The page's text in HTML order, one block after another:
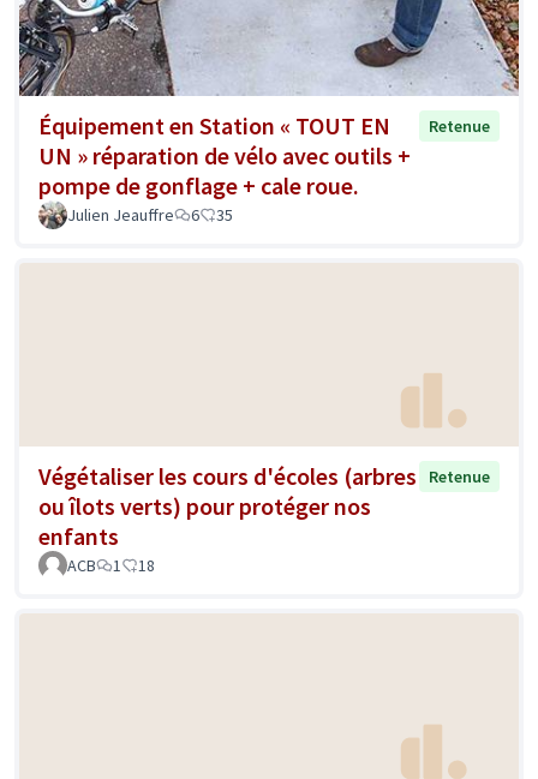
Équipement en Station « TOUT EN
UN » réparation de vélo avec outils +
pompe de gonflage + cale roue.
Retenue
Julien Jeauffre 6 35
Végétaliser les cours d'écoles (arbres
ou îlots verts) pour protéger nos
enfants
Retenue
ACB 1 18